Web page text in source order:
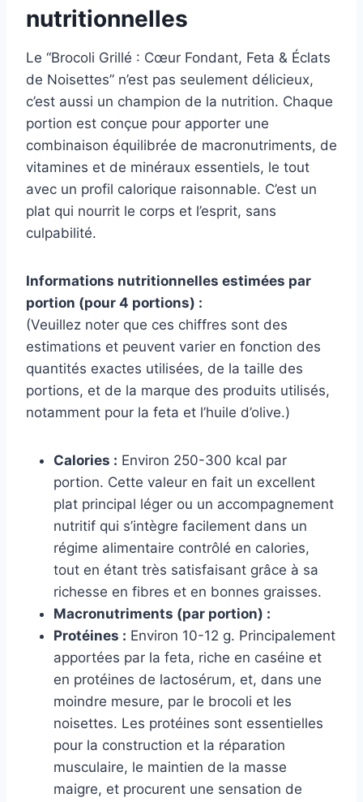
nutritionnelles
Le “Brocoli Grillé : Cœur Fondant, Feta & Éclats
de Noisettes” n’est pas seulement délicieux,
c’est aussi un champion de la nutrition. Chaque
portion est conçue pour apporter une
combinaison équilibrée de macronutriments, de
vitamines et de minéraux essentiels, le tout
avec un profil calorique raisonnable. C’est un
plat qui nourrit le corps et l’esprit, sans
culpabilité.
Informations nutritionnelles estimées par
portion (pour 4 portions) :
(Veuillez noter que ces chiffres sont des
estimations et peuvent varier en fonction des
quantités exactes utilisées, de la taille des
portions, et de la marque des produits utilisés,
notamment pour la feta et l’huile d’olive.)
Calories : Environ 250-300 kcal par
portion. Cette valeur en fait un excellent
plat principal léger ou un accompagnement
nutritif qui s’intègre facilement dans un
régime alimentaire contrôlé en calories,
tout en étant très satisfaisant grâce à sa
richesse en fibres et en bonnes graisses.
Macronutriments (par portion) :
Protéines : Environ 10-12 g. Principalement
apportées par la feta, riche en caséine et
en protéines de lactosérum, et, dans une
moindre mesure, par le brocoli et les
noisettes. Les protéines sont essentielles
pour la construction et la réparation
musculaire, le maintien de la masse
maigre, et procurent une sensation de